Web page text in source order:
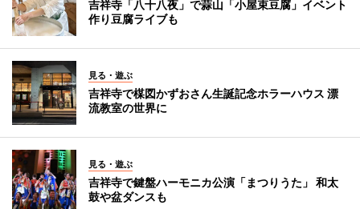
吉祥寺「八十八夜」で蒜山「小屋束豆腐」イベント
作り豆腐ライブも
見る・遊ぶ
吉祥寺で楳図かずおさん生誕記念ホラーハウス 漂
流教室の世界に
見る・遊ぶ
吉祥寺で鍵盤ハーモニカ公演「まつりうた」 和太
鼓や盆ダンスも